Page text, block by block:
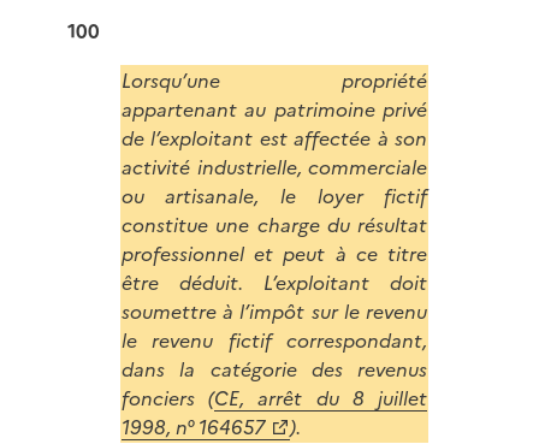
100
Lorsqu’une propriété
appartenant au patrimoine privé
de l’exploitant est affectée à son
activité industrielle, commerciale
ou artisanale, le loyer fictif
constitue une charge du résultat
professionnel et peut à ce titre
être déduit. L’exploitant doit
soumettre à l’impôt sur le revenu
le revenu fictif correspondant,
dans la catégorie des revenus
fonciers (CE, arrêt du 8 juillet
1998, n° 164657
).